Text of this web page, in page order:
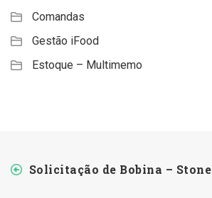
Comandas
Gestão iFood
Estoque – Multimemo
Solicitação de Bobina – Stone